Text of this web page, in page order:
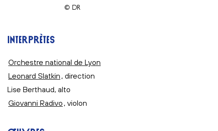
© DR
INTERPRÈTES
Orchestre national de Lyon
Leonard Slatkin , direction
Lise Berthaud, alto
Giovanni Radivo , violon